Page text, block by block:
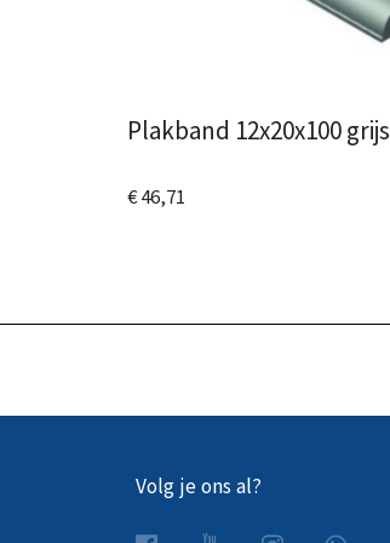
Plakband 12x20x100 grijs
€ 46,71
Volg je ons al?